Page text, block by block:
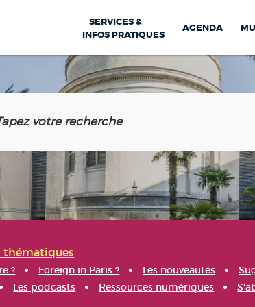
SERVICES &
INFOS PRATIQUES
AGENDA
thématiques
? Foreign in Paris ? Les nouveautés
Les podcasts Ressources numériques